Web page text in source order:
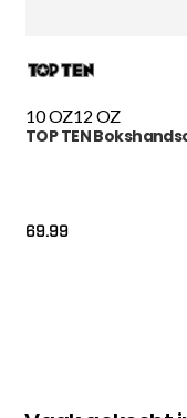
10 OZ12 OZ
TOP TEN
69.99